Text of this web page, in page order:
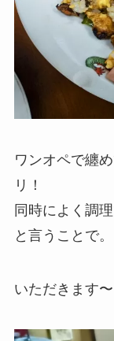
ワンオペで纏
リ！
同時によく調
と言うことで。
いただきます〜